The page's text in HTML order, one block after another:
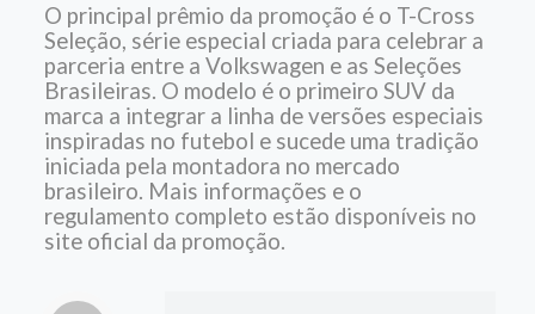
O principal prêmio da promoção é o T-Cross
Seleção, série especial criada para celebrar a
parceria entre a Volkswagen e as Seleções
Brasileiras. O modelo é o primeiro SUV da
marca a integrar a linha de versões especiais
inspiradas no futebol e sucede uma tradição
iniciada pela montadora no mercado
brasileiro. Mais informações e o
regulamento completo estão disponíveis no
site oficial da promoção.